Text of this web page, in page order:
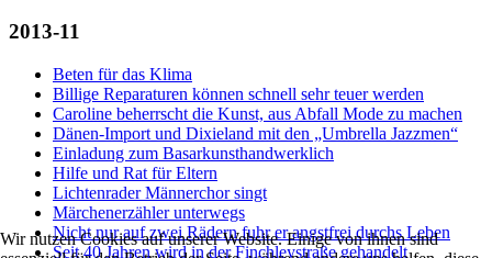
2013-11
Beten für das Klima
Billige Reparaturen können schnell sehr teuer werden
Caroline beherrscht die Kunst, aus Abfall Mode zu machen
Dänen-Import und Dixieland mit den „Umbrella Jazzmen“
Einladung zum Basarkunsthandwerklich
Hilfe und Rat für Eltern
Lichtenrader Männerchor singt
Märchenerzähler unterwegs
Nicht nur auf zwei Rädern fuhr er angstfrei durchs Leben
Seit 40 Jahren wird in der Finchleystraße gehandelt
Wir nutzen Cookies auf unserer Website. Einige von ihnen sind